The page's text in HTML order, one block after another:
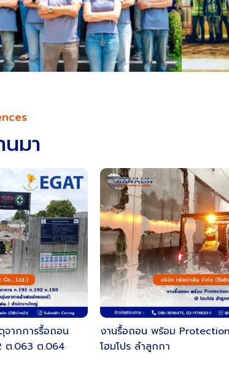
มา
ากการรื้อถอน
ต.063 ต.064
งานรื้อถอน พร้อม
โฮมโปร ลำลูกกา